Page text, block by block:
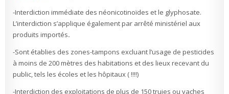
-Interdiction immédiate des néonicotinoïdes et le glyphosate.
L’interdiction s’applique également par arrêté ministériel aux
produits importés.
-Sont établies des zones-tampons excluant l’usage de pesticides
à moins de 200 mètres des habitations et des lieux recevant du
public, tels les écoles et les hôpitaux ( !!!!)
-Interdiction des exploitations de plus de 150 truies ou vaches